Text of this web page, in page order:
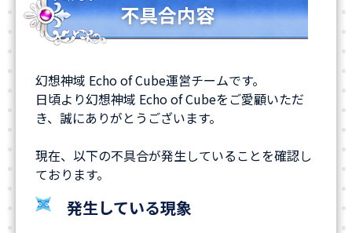
不具合内容
幻想神域 Echo of Cube運営チームです。
日頃より幻想神域 Echo of Cubeをご愛顧いただ
き、誠にありがとうございます。
現在、以下の不具合が発生していることを確認し
ております。
発生している現象